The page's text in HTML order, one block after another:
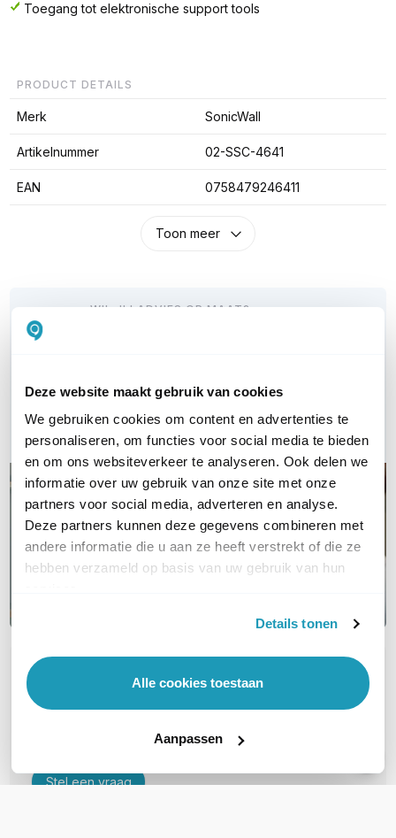
Deze website maakt gebruik van cookies
We gebruiken cookies om content en advertenties te
personaliseren, om functies voor social media te bieden
en om ons websiteverkeer te analyseren. Ook delen we
informatie over uw gebruik van onze site met onze
partners voor social media, adverteren en analyse.
Deze partners kunnen deze gegevens combineren met
andere informatie die u aan ze heeft verstrekt of die ze
hebben verzameld op basis van uw gebruik van hun
Details tonen
Alle cookies toestaan
Aanpassen
Toegang tot elektronische support tools
PRODUCT DETAILS
Merk SonicWall
Artikelnummer 02-SSC-4641
EAN 0758479246411
Toon meer
WIL JIJ ADVIES OP MAAT?
E-mail
Veelgestelde vragen
Geen vragen gevonden
Stel een vraag